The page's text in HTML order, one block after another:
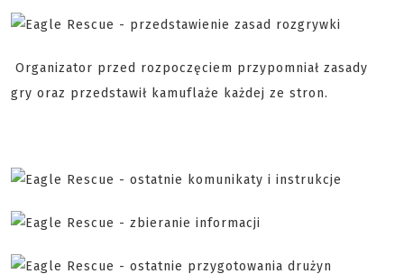
Organizator przed rozpoczęciem przypomniał zasady
gry oraz przedstawił kamuflaże każdej ze stron.